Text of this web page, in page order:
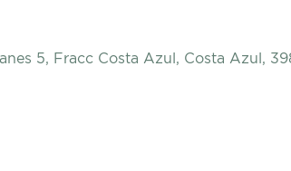
5, Fracc Costa Azul, Costa Azul,